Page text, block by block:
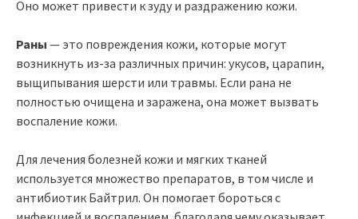
Оно может привести к зуду и раздражению кожи.
Раны — это повреждения кожи, которые могут
возникнуть из-за различных причин: укусов, царапин,
выщипывания шерсти или травмы. Если рана не
полностью очищена и заражена, она может вызвать
воспаление кожи.
Для лечения болезней кожи и мягких тканей
используется множество препаратов, в том числе и
антибиотик Байтрил. Он помогает бороться с